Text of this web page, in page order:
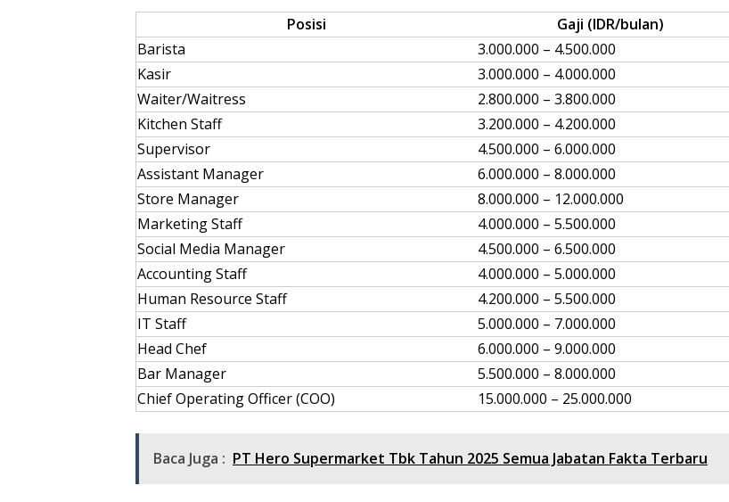
Posisi
Gaji (IDR/bulan)
Barista
3.000.000 – 4.500.000
Kasir
3.000.000 – 4.000.000
Waiter/Waitress
2.800.000 – 3.800.000
Kitchen Staff
3.200.000 – 4.200.000
Supervisor
4.500.000 – 6.000.000
Assistant Manager
6.000.000 – 8.000.000
Store Manager
8.000.000 – 12.000.000
Marketing Staff
4.000.000 – 5.500.000
Social Media Manager
4.500.000 – 6.500.000
Accounting Staff
4.000.000 – 5.000.000
Human Resource Staff
4.200.000 – 5.500.000
IT Staff
5.000.000 – 7.000.000
Head Chef
6.000.000 – 9.000.000
Bar Manager
5.500.000 – 8.000.000
Chief Operating Officer (COO)
15.000.000 – 25.000.000
Baca Juga : PT Hero Supermarket Tbk Tahun 2025 Semua Jabatan Fakta Terbaru